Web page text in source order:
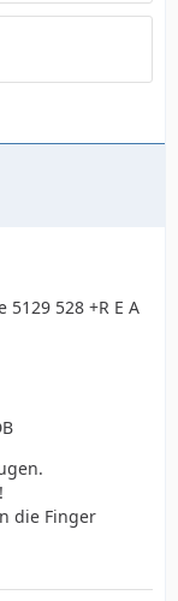
528 +R E A
die Finger